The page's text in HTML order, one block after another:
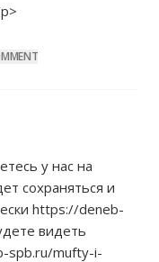
у нас на
сохраняться и
https://deneb-
видеть
spb.ru/mufty-i-